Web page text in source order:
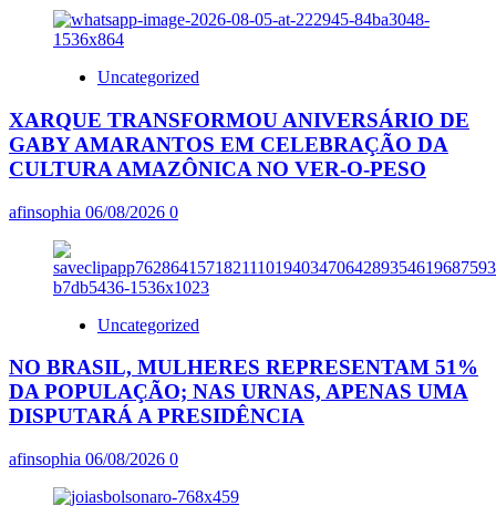
Uncategorized
XARQUE TRANSFORMOU ANIVERSÁRIO DE
GABY AMARANTOS EM CELEBRAÇÃO DA
CULTURA AMAZÔNICA NO VER-O-PESO
afinsophia 06/08/2026 0
Uncategorized
NO BRASIL, MULHERES REPRESENTAM 51%
DA POPULAÇÃO; NAS URNAS, APENAS UMA
DISPUTARÁ A PRESIDÊNCIA
afinsophia 06/08/2026 0